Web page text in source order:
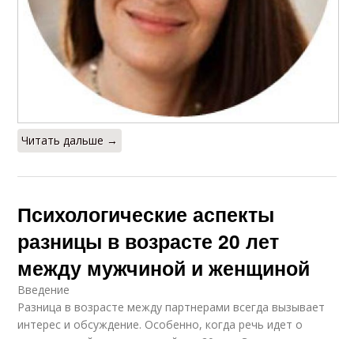
Читать дальше →
Психологические аспекты
разницы в возрасте 20 лет
между мужчиной и женщиной
Введение
Разница в возрасте между партнерами всегда вызывает
интерес и обсуждение. Особенно, когда речь идет о